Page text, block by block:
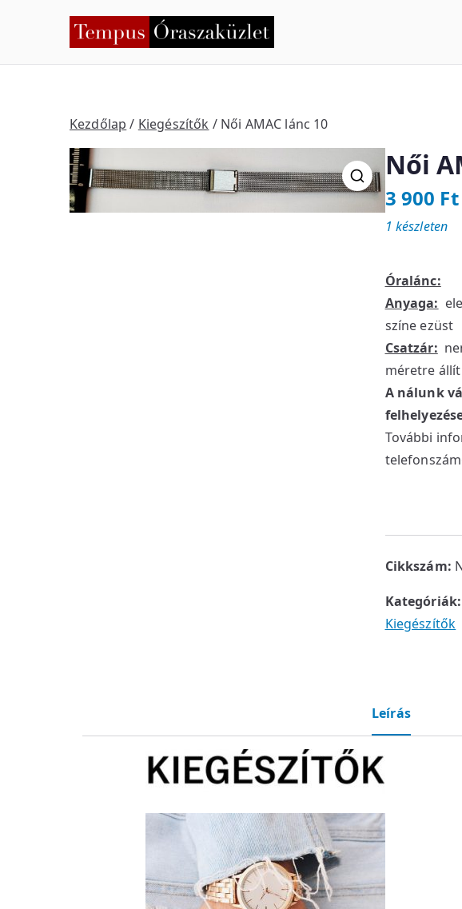
Tempus
Kezdőlap / Kiegészítők / Női AMAC lánc 10
Női
3 900 Ft
Óralánc:
Anyaga:
színe ezüst
Csatzár:
méretre
A nálunk
További
1 készleten
Cikkszám:
Kategóriák:
Kiegészítők
Leírás